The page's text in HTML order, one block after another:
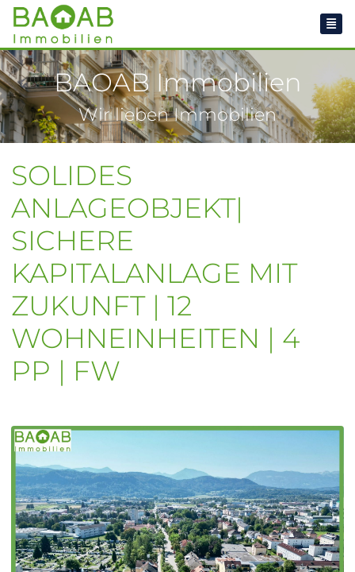
BAOAB Immobilien
Wir lieben Immobilien
SOLIDES
ANLAGEOBJEKT|
SICHERE
KAPITALANLAGE MIT
ZUKUNFT | 12
WOHNEINHEITEN | 4
PP | FW